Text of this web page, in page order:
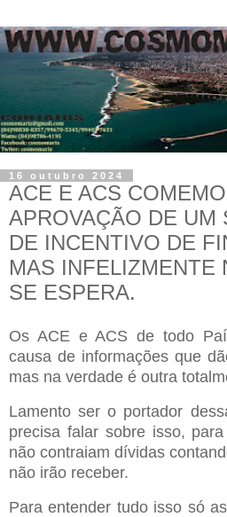
16 outubro 2024
ACE E ACS
APROVAÇÃO DE UM
DE INCENTIVO DE
MAS INFELIZMENTE
SE ESPERA.
Os ACE e ACS de todo
causa de informações que
mas na verdade é outra
Lamento ser o portador
precisa falar sobre isso,
não contraiam dívidas
não irão receber.
Para entender tudo isso só